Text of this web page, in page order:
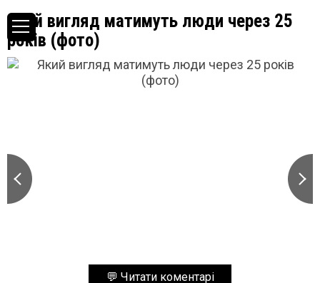
Який вигляд матимуть люди через 25
років (фото)
💬 Читати коментарі